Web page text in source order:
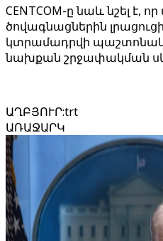
CENTCOM-ը նաև նշել է,
ծովագնացներին
կտրամադրվի
նախքան շրջափակման
ԱՂԲՅՈՒՐ:trt
ԱՌԱՋԱՐԿ